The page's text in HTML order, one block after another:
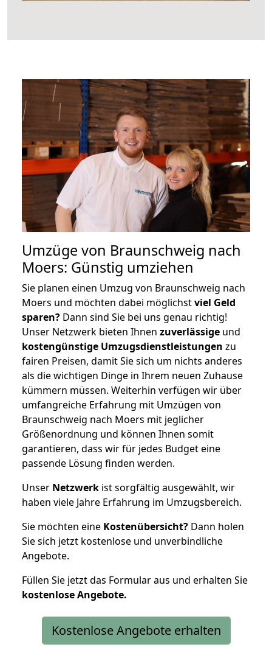
Umzüge von Braunschweig nach
Moers: Günstig umziehen
Sie planen einen Umzug von Braunschweig nach
Moers und möchten dabei möglichstviel Geld
sparen? Dann sind Sie bei uns genau richtig!
Unser Netzwerk bieten Ihnen zuverlässige und
kostengünstige Umzugsdienstleistungen zu
fairen Preisen, damit Sie sich um nichts anderes
als die wichtigen Dinge in Ihrem neuen Zuhause
kümmern müssen. Weiterhin verfügen wir über
umfangreiche Erfahrung mit Umzügen von
Braunschweig nach Moers mit jeglicher
Größenordnung und können Ihnen somit
garantieren, dass wir für jedes Budget eine
passende Lösung finden werden.
Unser Netzwerk ist sorgfältig ausgewählt, wir
haben viele Jahre Erfahrung im Umzugsbereich.
Sie möchten eine Kostenübersicht? Dann holen
Sie sich jetzt kostenlose und unverbindliche
Angebote.
Füllen Sie jetzt das Formular aus und erhalten Sie
kostenloseAngebote.
Kostenlose Angebote erhalten